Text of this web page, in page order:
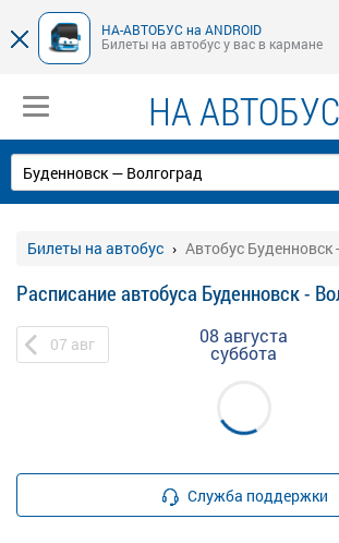
НА-АВТОБУС на ANDROID
Билеты на автобус у вас в кармане
НА АВТОБУС
Билеты на автобус Автобус Буденновск
Расписание автобуса Буденновск -
07 авг 08 августа
суббота
Служба поддержки